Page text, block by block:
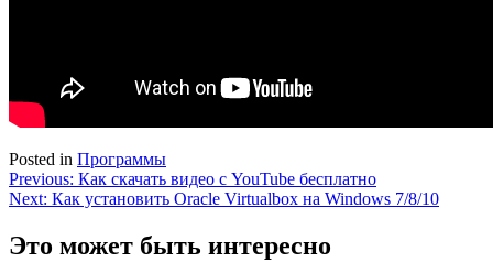
Posted in Программы
Навигация
по
записям
Previous: Как скачать видео с YouTube бесплатно
Next: Как установить Oracle Virtualbox на Windows 7/8/10
Это может быть интересно